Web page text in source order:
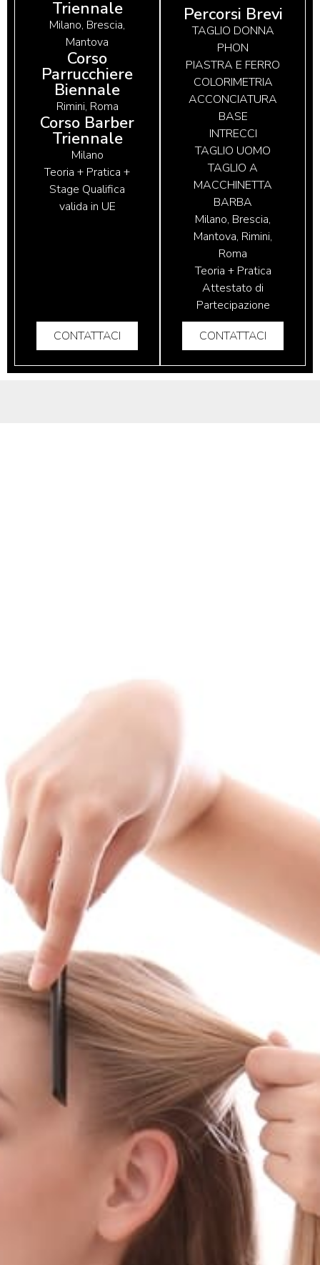
Triennale
Milano, Brescia,
Mantova
Corso
Parrucchiere
Biennale
Rimini, Roma
Corso Barber
Triennale
Milano
Teoria + Pratica +
Stage Qualifica
valida in UE
CONTATTACI
Percorsi Brevi
TAGLIO DONNA
PHON
PIASTRA E FERRO
COLORIMETRIA
ACCONCIATURA
BASE
INTRECCI
TAGLIO UOMO
TAGLIO A
MACCHINETTA
BARBA
Milano, Brescia,
Mantova, Rimini,
Roma
Teoria + Pratica
Attestato di
Partecipazione
CONTATTACI